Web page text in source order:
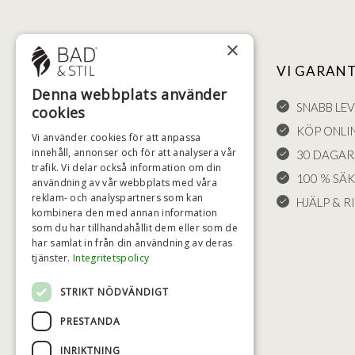
NYTTIGA LÄNKAR
FÖRSÄLJNINGSVILLKOR
LEVERANS OCH RETURER
ÅNGRÄTT
KLAGOMÅL
FRAKT
COOKIE-INSTÄLLNINGAR
VI
SNABB
KÖP
30
100 %
HJÄLP &
×
Denna webbplats använder
cookies
Vi använder cookies för att anpassa
innehåll, annonser och för att analysera vår
trafik. Vi delar också information om din
användning av vår webbplats med våra
reklam- och analyspartners som kan
kombinera den med annan information
som du har tillhandahållit dem eller som de
har samlat in från din användning av deras
tjänster. Integritetspolicy
STRIKT NÖDVÄNDIGT
PRESTANDA
INRIKTNING